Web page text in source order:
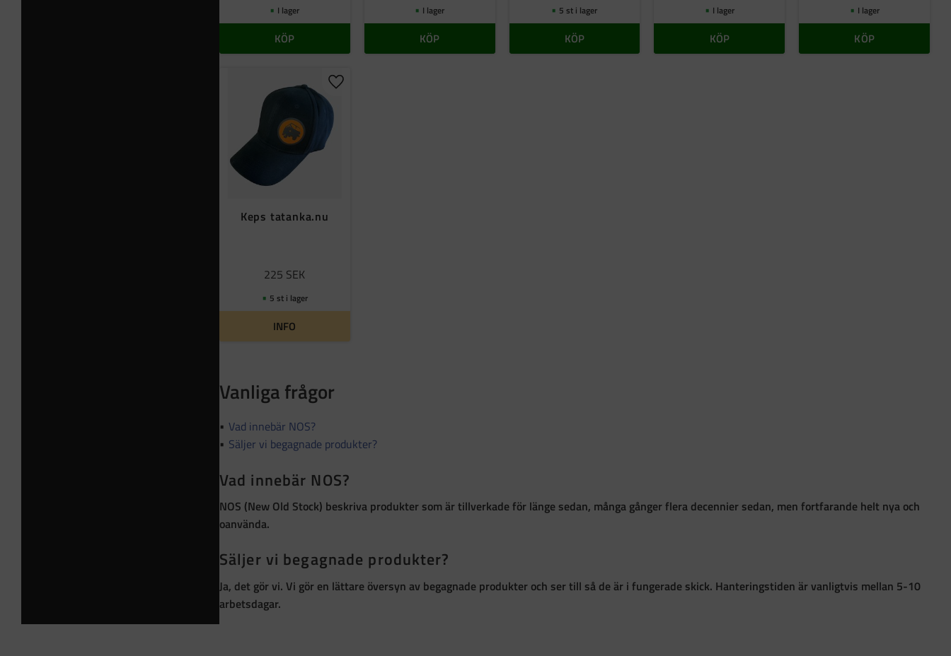
I lager
KÖP
I lager
KÖP
5 st i lager
KÖP
I lager
KÖP
I lager
KÖP
Keps tatanka.nu
225 SEK
Lägg till i favoriter
5 st i lager
INFO
Vanliga frågor
Vad innebär NOS?
Säljer vi begagnade produkter?
Vad innebär NOS?
NOS (New Old Stock) beskriva produkter som ärtillverkade för länge sedan, många gånger flera decennier sedan, men fortfarande helt nya och
oanvända.
Säljer vi begagnade produkter?
Ja, det gör vi. Vi gör en lättare översyn av begagnade produkter och ser till så de är i fungerade skick. Hanteringstiden är vanligtvis mellan 5-10
arbetsdagar.